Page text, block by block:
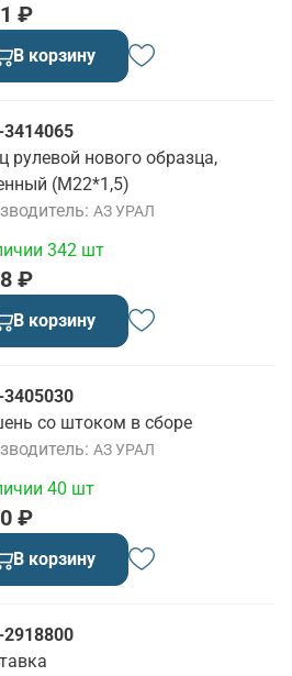
₽
В корзину
рулевой нового образца,
(М22*1,5)
АЗ УРАЛ
₽
342 шт
В корзину
со штоком в сборе
АЗ УРАЛ
₽
40 шт
В корзину